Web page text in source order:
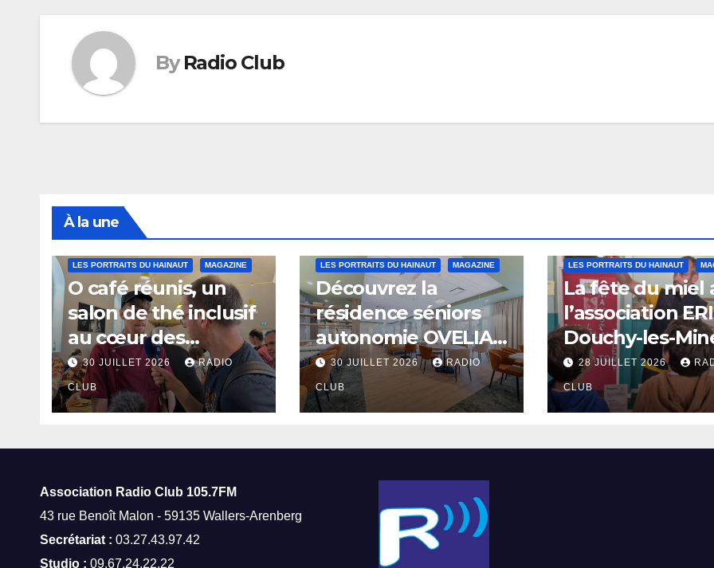
By Radio Club
À la une
LES PORTRAITS DU HAINAUT MAGAZINE
O café réunis, un
salon de thé inclusif
au cœur des
thermes de Saint-
Amand-les-Eaux
30 JUILLET 2026 RADIO
CLUB
LES PORTRAITS DU HAINAUT MAGAZINE
Découvrez la
résidence séniors
autonomie OVELIA
à Saint-Saulve
30 JUILLET 2026 RADIO
CLUB
LES PORTRAITS DU HAINAUT
La fête du miel
l’association
Douchy-les-
28 JUILLET 2026
CLUB
Association Radio Club 105.7FM
43 rue Benoît Malon - 59135 Wallers-Arenberg
Secrétariat : 03.27.43.97.42
Studio : 09.67.24.22.22